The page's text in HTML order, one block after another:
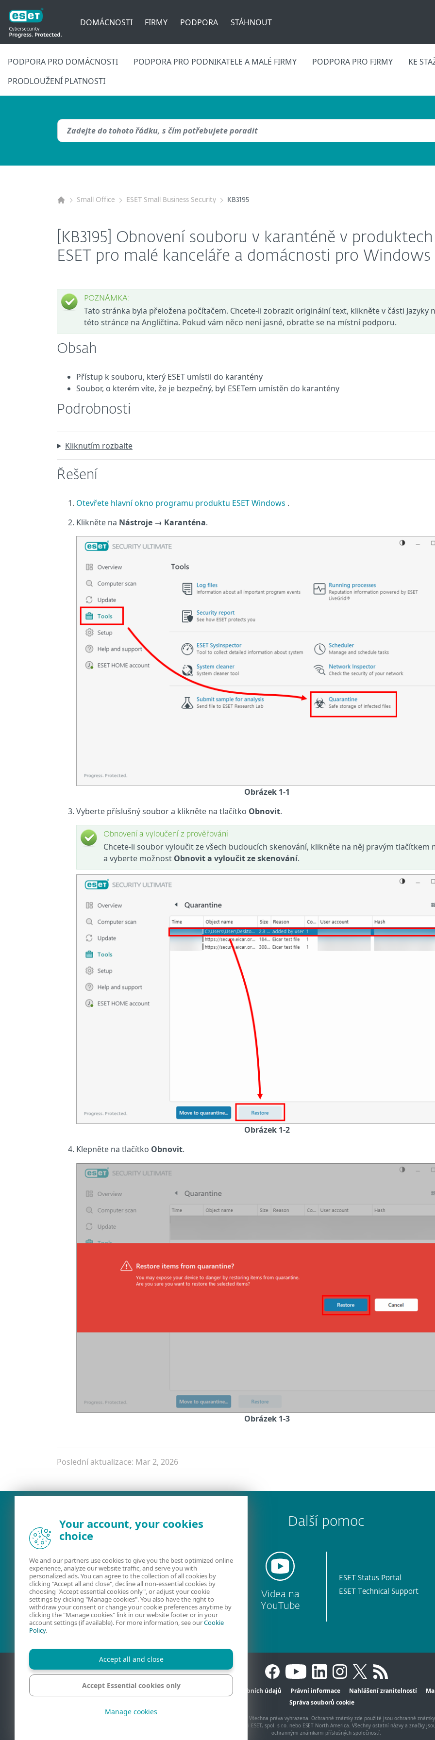
DOMÁCNOSTI FIRMY PODPORA STÁHNOUT
PODPORA PRO DOMÁCNOSTI PODPORA PRO PODNIKATELE A MALÉ FIRMY PODPORA PRO FIRMY
KE
PRODLOUŽENÍ PLATNOSTI
Small Office ESET Small Business Security KB3195
[KB3195] Obnovení souboru v karanténě v produktech
ESET pro malé kanceláře a domácnosti pro Windows
POZNÁMKA:
Tato stránka byla přeložena počítačem. Chcete-li zobrazit originální text, klikněte v části Jazyky
této stránce na Angličtina. Pokud vám něco není jasné, obraťte se na místní podporu.
Obsah
Přístup k souboru, který ESET umístil do karantény
Soubor, o kterém víte, že je bezpečný, byl ESETem umístěn do karantény
Podrobnosti
Kliknutím rozbalte
Řešení
Otevřete hlavní okno programu produktu ESET Windows .
Klikněte na Nástroje → Karanténa.
Obrázek 1-1
Vyberte příslušný soubor a klikněte na tlačítko Obnovit.
Obnovení a vyloučení z prověřování
Chcete-li soubor vyloučit ze všech budoucích skenování, klikněte na něj pravým tlačítkem
a vyberte možnost Obnovit a vyloučit ze skenování.
Obrázek 1-2
Klepněte na tlačítko Obnovit.
Obrázek 1-3
Poslední aktualizace: Mar 2, 2026
Další pomoc
Uživatelské
příručky
ESET Fórum
Videa na
YouTube
ESET Status Portal
ESET Technical Support
Kontakt Ochrana osobních údajů Právní informace Nahlášení zranitelností
Správa souborů cookie
© 1992 - 2026 ESET, spol. s r.o. - Všechna práva vyhrazena. Ochranné známky zde použité jsou ochranné
ochranné známky společnosti ESET, spol. s r.o. nebo ESET North America. Všechny ostatní názvy a značky
ochrannými známkami příslušných společností.
Your account, your cookies
choice
We and our partners use cookies to give you the best optimized online
experience, analyze our website traffic, and serve you with
personalized ads. You can agree to the collection of all cookies by
clicking "Accept all and close", decline all non-essential cookies by
choosing "Accept essential cookies only", or adjust your cookie
settings by clicking "Manage cookies". You also have the right to
withdraw your consent or change your cookie preferences anytime by
clicking the "Manage cookies" link in our website footer or in your
account settings (if available). For more information, see ourCookie
Policy.
Accept all and close
Accept Essential cookies only
Manage cookies